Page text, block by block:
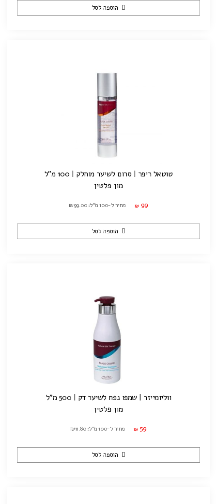
הוספה לסל
טוטאל ריפר | סרום לשיער מוחלק | 100 מ"ל
מון פלטין
₪ 99 מחיר ל-100 מ"ל: ₪99.00
הוספה לסל
ווליומייזר | שמפו נפח לשיער דק | 500 מ"ל
מון פלטין
₪ 59 מחיר ל-100 מ"ל: ₪11.80
הוספה לסל